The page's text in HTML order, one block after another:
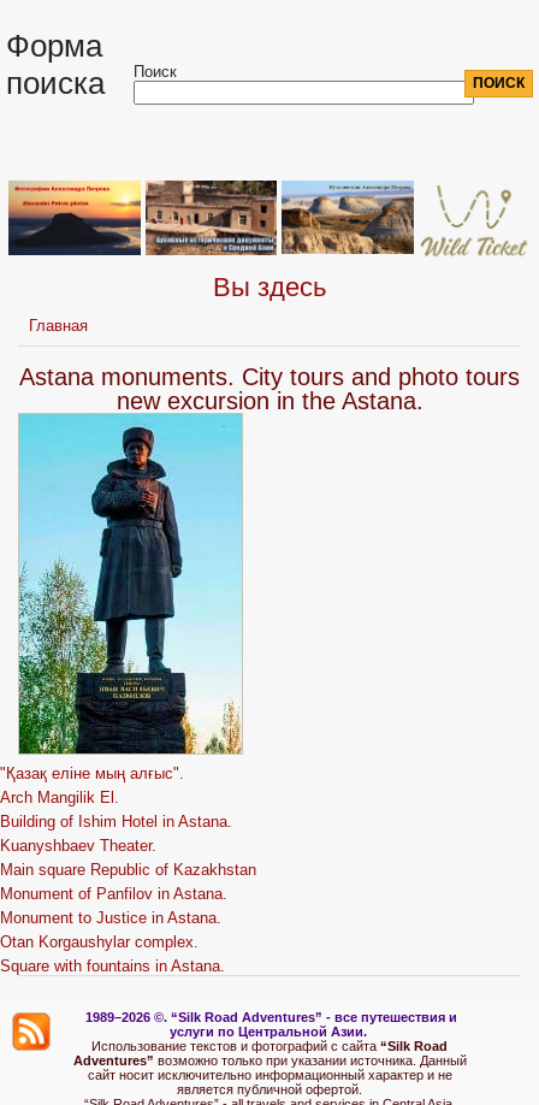
Форма
поиска
Поиск
Вы здесь
Главная
Astana monuments. City tours and photo tours
new excursion in the Astana.
"Қазақ еліне мың алғыс".
Arch Mangilik El.
Building of Ishim Hotel in Astana.
Kuanyshbaev Theater.
Main square Republic of Kazakhstan
Monument of Panfilov in Astana.
Monument to Justice in Astana.
Otan Korgaushylar complex.
Square with fountains in Astana.
1989–2026 ©. “Silk Road Adventures” - все путешествия и
услуги по Центральной Азии.
Использование текстов и фотографий с сайта “Silk Road
Adventures” возможно только при указании источника. Данный
сайт носит исключительно информационный характер и не
является публичной офертой.